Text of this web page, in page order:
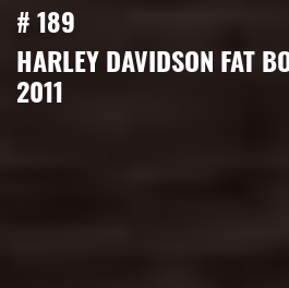
# 189
HARLEY DAVIDSON FAT
2011